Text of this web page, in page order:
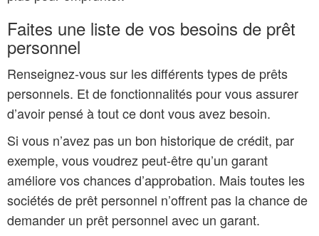
Faites une liste de vos besoins de prêt
personnel
Renseignez-vous sur les différents types de prêts
personnels. Et de fonctionnalités pour vous assurer
d’avoir pensé à tout ce dont vous avez besoin.
Si vous n’avez pas un bon historique de crédit, par
exemple, vous voudrez peut-être qu’un garant
améliore vos chances d’approbation. Mais toutes les
sociétés de prêt personnel n’offrent pas la chance de
demander un prêt personnel avec un garant.